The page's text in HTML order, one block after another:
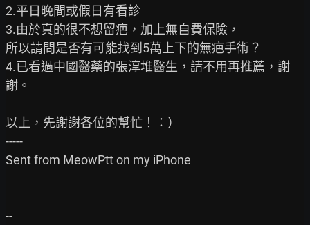
2.平日晚間或假日有看診
3.由於真的很不想留疤，加上無自費保險，
所以請問是否有可能找到5萬上下的無疤手術？
4.已看過中國醫藥的張淳堆醫生，請不用再推薦，謝
謝。
以上，先謝謝各位的幫忙！：）
-----
Sent from MeowPtt on my iPhone